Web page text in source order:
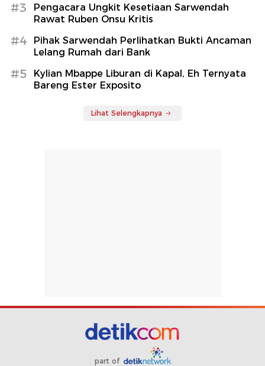
#3
Pengacara Ungkit Kesetiaan Sarwendah
Rawat Ruben Onsu Kritis
#4
Pihak Sarwendah Perlihatkan Bukti Ancaman
Lelang Rumah dari Bank
#5
Kylian Mbappe Liburan di Kapal, Eh Ternyata
Bareng Ester Exposito
Lihat Selengkapnya
part of